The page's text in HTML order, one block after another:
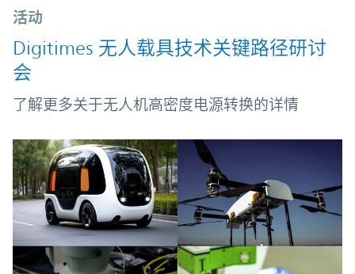
活动
Digitimes 无人载具技术关键路径研讨
会
了解更多关于无人机高密度电源转换的详情